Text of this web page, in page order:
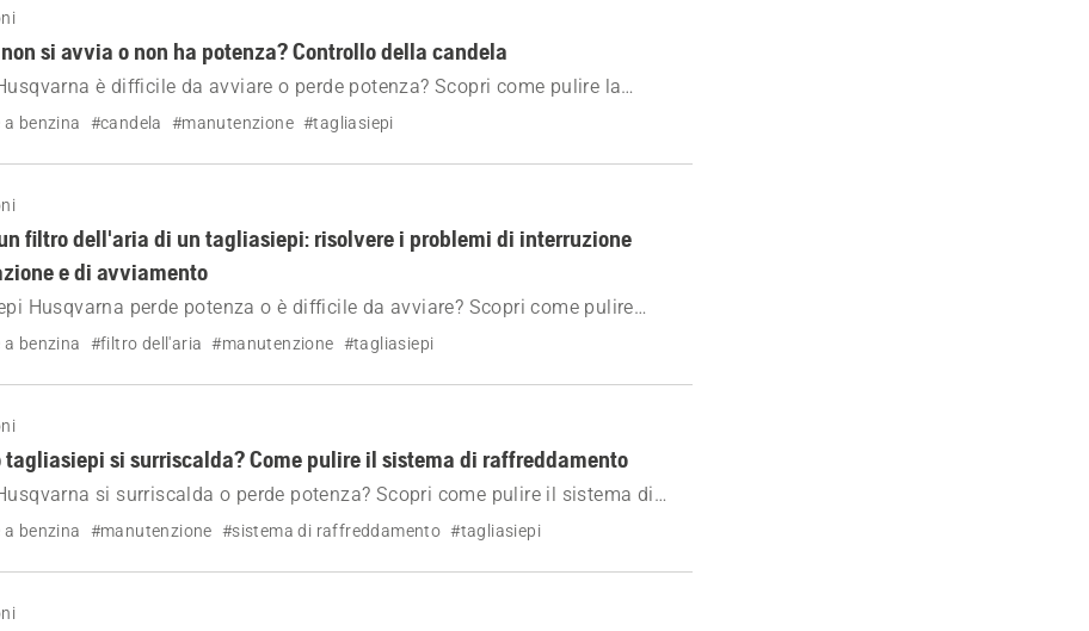
si avvia o non ha potenza? Controllo della candela
è difficile da avviare o perde potenza? Scopri come pulire la
le prestazioni del motore passo dopo passo.
benzina #candela #manutenzione #tagliasiepi
filtro dell'aria di un tagliasiepi: risolvere i problemi di interruzione
e di avviamento
Husqvarna perde potenza o è difficile da avviare? Scopri come pulire
il filtro dell'aria per ripristinare le prestazioni e prevenire danni al motore.
benzina #filtro dell'aria #manutenzione #tagliasiepi
tagliasiepi si surriscalda? Come pulire il sistema di raffreddamento
si surriscalda o perde potenza? Scopri come pulire il sistema di
per ripristinare il flusso d'aria ed evitare danni al motore.
benzina #manutenzione #sistema di raffreddamento #tagliasiepi